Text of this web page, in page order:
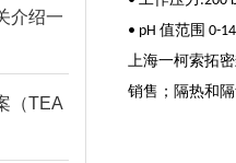
介绍一
（TEA
• pH 值范围 0-14
上海一柯索拓
销售；隔热和